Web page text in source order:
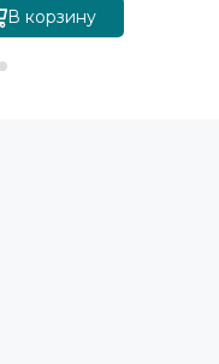
В корзину